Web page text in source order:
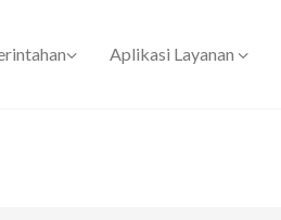
Aplikasi Layanan